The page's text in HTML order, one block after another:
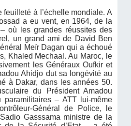
à l’échelle mondiale. A
a eu vent, en 1964, de la
où les grandes réussites des
un grand ami de David Ben
Meïr Dagan qui a échoué
Khaled Mechaal. Au Maroc, le
les Généraux Oufkir et
Ahidjo dut sa longévité au
à Dakar, dans les années 50.
du Président Amadou
– ATT lui-même
Général de Police, le
Gasssama ministre de la